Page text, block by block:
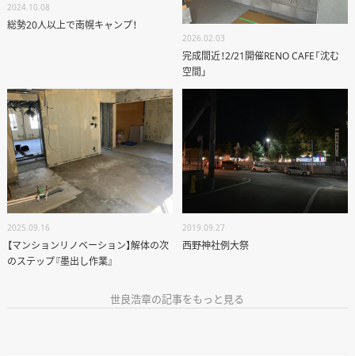
ANATA.
EVENT
WORKS
ABOUT US
STAFF BLOG
RECRUIT
資料請求
2024.10.08
総勢20人以上で南幌キャンプ！
2026.02.03
完成間近！2/21開催RENO CAFE「沈む
空間」
2025.09.16
【マンションリノベーション】解体の次
のステップ『墨出し作業』
2019.09.27
西野神社例大祭
世良浩章の記事をもっと見る